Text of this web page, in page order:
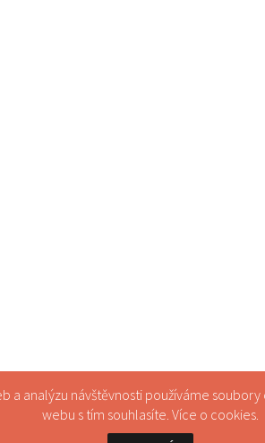
a analýzu návštěvnosti používáme
webu s tím souhlasíte. Více o cookies.